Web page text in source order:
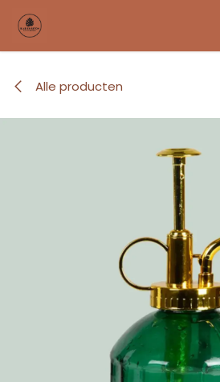
Alle producten